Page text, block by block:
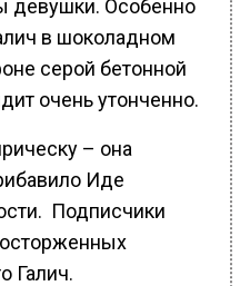
девушки. Особенно
в шоколадном
серой бетонной
очень утонченно.
– она
Иде
Подписчики
Галич.